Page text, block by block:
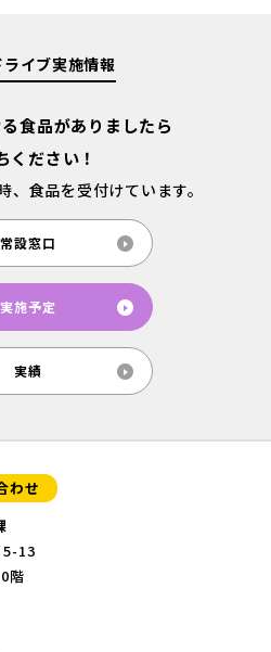
イブ実施情報
食品がありましたら
ください！
食品を受付けています。
常設窓口
実施予定
実績
わせ
5-13